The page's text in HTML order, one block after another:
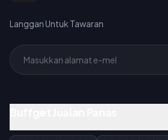
Langgan Untuk Tawaran